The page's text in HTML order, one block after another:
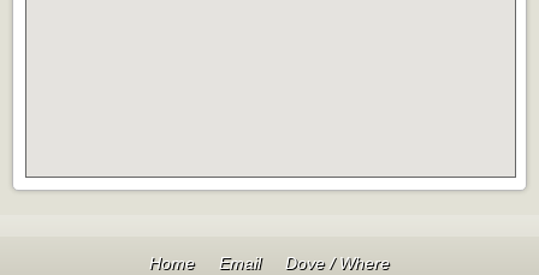
Home Email Dove / Where